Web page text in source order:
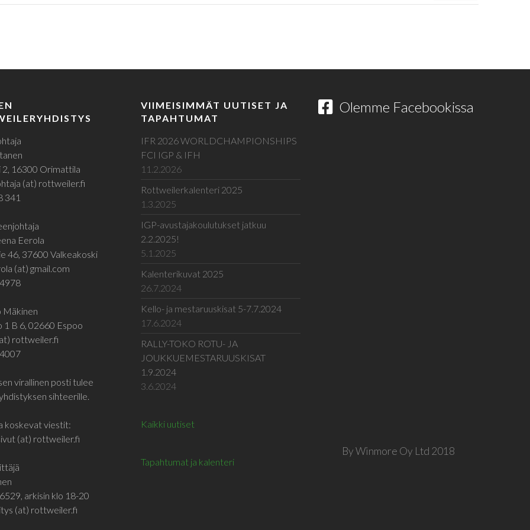
2, 16300 Orimattila
(at) rottweiler.fi
341
Eerola
46, 37600 Valkeakoski
(at) gmail.com
Mäkinen
1 B 6, 02660 Espoo
rottweiler.fi
virallinen posti tulee
sihteerille.
koskevat viestit:
(at) rottweiler.fi
arkisin klo 18-20
(at) rottweiler.fi
VIIMEISIMMÄT UUTISET JA
TAPAHTUMAT
IFR 2026 WORLDCHAMPIONSHIPS
FCI IGP & IFH
11.2.2026
Rottweilerkalenteri 2025
1.3.2025
IGP-avustajakoulutukset jatkuu
2.2.2025!
5.1.2025
Kalenterikuvat 2025
26.7.2024
Kello- ja mestaruuskisat 5-7.7.2024
17.6.2024
RALLY-TOKO ROTU- JA
JOUKKUEMESTARUUSKISAT
1.9.2024
3.6.2024
Kaikki uutiset
Tapahtumat ja kalenteri
Olemme Facebookissa
By Winmore Oy Ltd 2018